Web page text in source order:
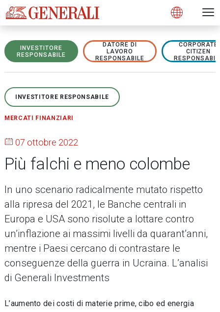
Open
INVESTITORE
RESPONSABILE
DATORE DI
LAVORO
RESPONSABILE
CORPORATE
CITIZEN
INVESTITORE RESPONSABILE
MERCATI FINANZIARI
07 ottobre 2022
Più falchi e meno colombe
In uno scenario radicalmente mutato rispetto
alla ripresa del 2021, le Banche centrali in
Europa e USA sono risolute a lottare contro
un’inflazione ai massimi livelli da quarant’anni,
mentre i Paesi cercano di contrastare le
conseguenze della guerra in Ucraina. L’analisi
di Generali Investments
L’aumento dei costi di materie prime, cibo ed energia